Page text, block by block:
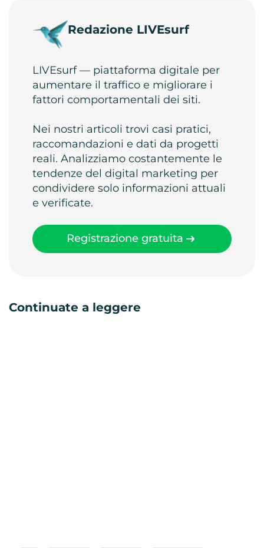
Redazione LIVEsurf
LIVEsurf — piattaforma digitale per
aumentare il traffico e migliorare i
fattori comportamentali dei siti.
Nei nostri articoli trovi casi pratici,
raccomandazioni e dati da progetti
reali. Analizziamo costantemente le
tendenze del digital marketing per
condividere solo informazioni attuali
e verificate.
Registrazione gratuita
Continuate a leggere